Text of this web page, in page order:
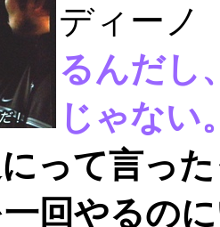
ディーノ
るんだし
じゃない
にって言っ
回やるの